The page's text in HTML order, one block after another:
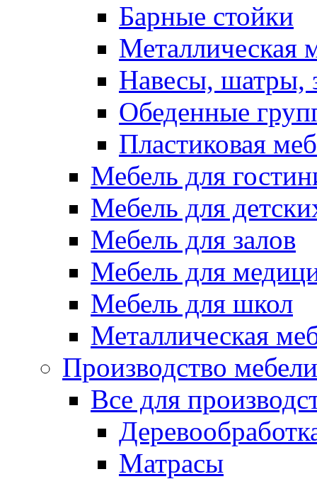
Барные стойки
Металлическая
Навесы, шатры,
Обеденные
Пластиковая
Мебель для
Мебель для
Мебель для залов
Мебель для
Мебель для школ
Металлическая
Производство мебели
Все для
Матрасы